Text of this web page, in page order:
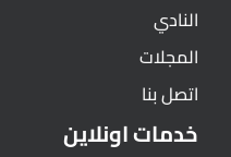
النادي
المجلات
اتصل بنا
خدمات اونلاين